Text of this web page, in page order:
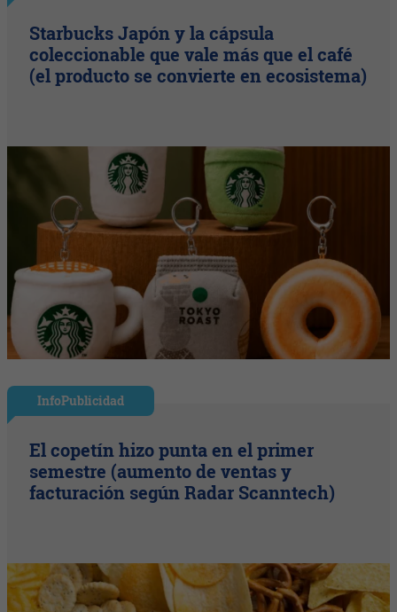
Starbucks Japón y la cápsula
coleccionable que vale más que el café
(el producto se convierte en ecosistema)
InfoPublicidad
El copetín hizo punta en el primer
semestre (aumento de ventas y
facturación según Radar Scanntech)